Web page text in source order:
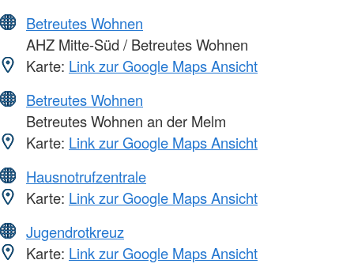
Betreutes Wohnen
AHZ Mitte-Süd / Betreutes Wohnen
Karte: Link zur Google Maps Ansicht
Betreutes Wohnen
Betreutes Wohnen an der Melm
Karte: Link zur Google Maps Ansicht
Hausnotrufzentrale
Karte: Link zur Google Maps Ansicht
Jugendrotkreuz
Karte: Link zur Google Maps Ansicht